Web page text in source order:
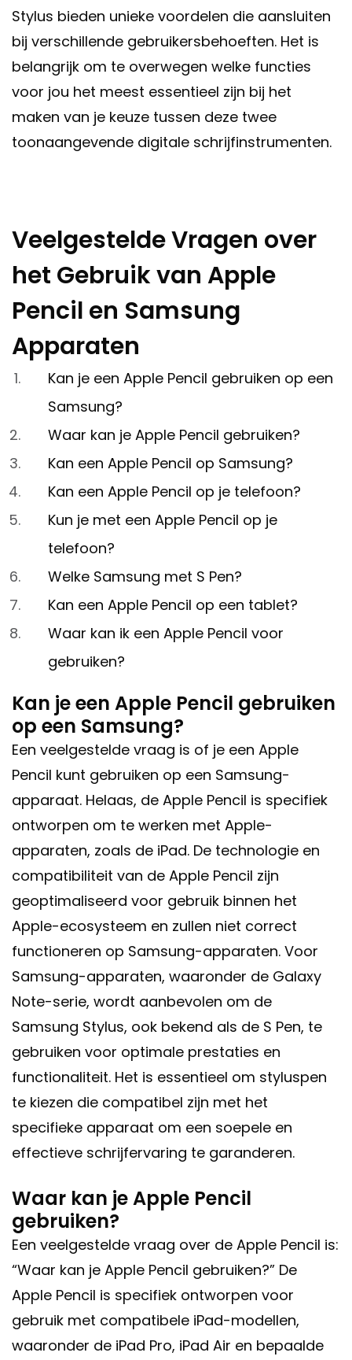
Stylus bieden unieke voordelen die aansluiten
bij verschillende gebruikersbehoeften. Het is
belangrijk om te overwegen welke functies
voor jou het meest essentieel zijn bij het
maken van je keuze tussen deze twee
toonaangevende digitale schrijfinstrumenten.
Veelgestelde Vragen over
het Gebruik van Apple
Pencil en Samsung
Apparaten
Kan je een Apple Pencil gebruiken op een
Samsung?
Waar kan je Apple Pencil gebruiken?
Kan een Apple Pencil op Samsung?
Kan een Apple Pencil op je telefoon?
Kun je met een Apple Pencil op je
telefoon?
Welke Samsung met S Pen?
Kan een Apple Pencil op een tablet?
Waar kan ik een Apple Pencil voor
gebruiken?
Kan je een Apple Pencil gebruiken
op een Samsung?
Een veelgestelde vraag is of je een Apple
Pencil kunt gebruiken op een Samsung-
apparaat. Helaas, de Apple Pencil is specifiek
ontworpen om te werken met Apple-
apparaten, zoals de iPad. De technologie en
compatibiliteit van de Apple Pencil zijn
geoptimaliseerd voor gebruik binnen het
Apple-ecosysteem en zullen niet correct
functioneren op Samsung-apparaten. Voor
Samsung-apparaten, waaronder de Galaxy
Note-serie, wordt aanbevolen om de
Samsung Stylus, ook bekend als de S Pen, te
gebruiken voor optimale prestaties en
functionaliteit. Het is essentieel om styluspen
te kiezen die compatibel zijn met het
specifieke apparaat om een soepele en
effectieve schrijfervaring te garanderen.
Waar kan je Apple Pencil
gebruiken?
Een veelgestelde vraag over de Apple Pencil is:
“Waar kan je Apple Pencil gebruiken?” De
Apple Pencil is specifiek ontworpen voor
gebruik met compatibele iPad-modellen,
waaronder de iPad Pro, iPad Air en bepaalde